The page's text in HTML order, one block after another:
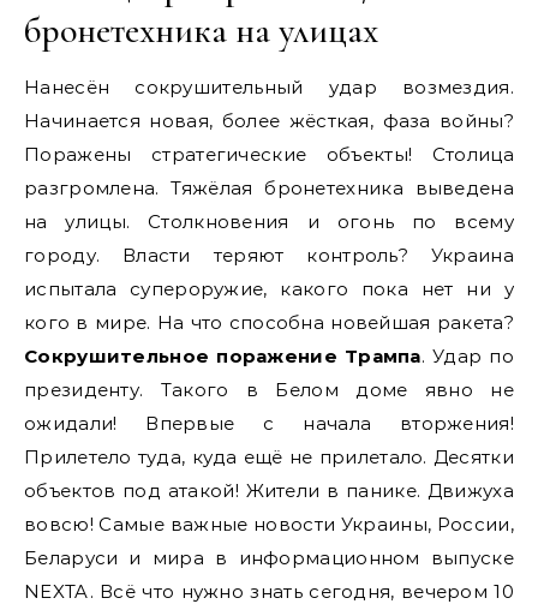
бронетехника на улицах
Нанесён сокрушительный удар возмездия.
Начинается новая, более жёсткая, фаза войны?
Поражены стратегические объекты! Столица
разгромлена. Тяжёлая бронетехника выведена
на улицы. Столкновения и огонь по всему
городу. Власти теряют контроль? Украина
испытала супероружие, какого пока нет ни у
кого в мире. На что способна новейшая ракета?
Сокрушительное поражение Трампа. Удар по
президенту. Такого в Белом доме явно не
ожидали! Впервые с начала вторжения!
Прилетело туда, куда ещё не прилетало. Десятки
объектов под атакой! Жители в панике. Движуха
вовсю! Самые важные новости Украины, России,
Беларуси и мира в информационном выпуске
NEXTA. Всё что нужно знать сегодня, вечером 10